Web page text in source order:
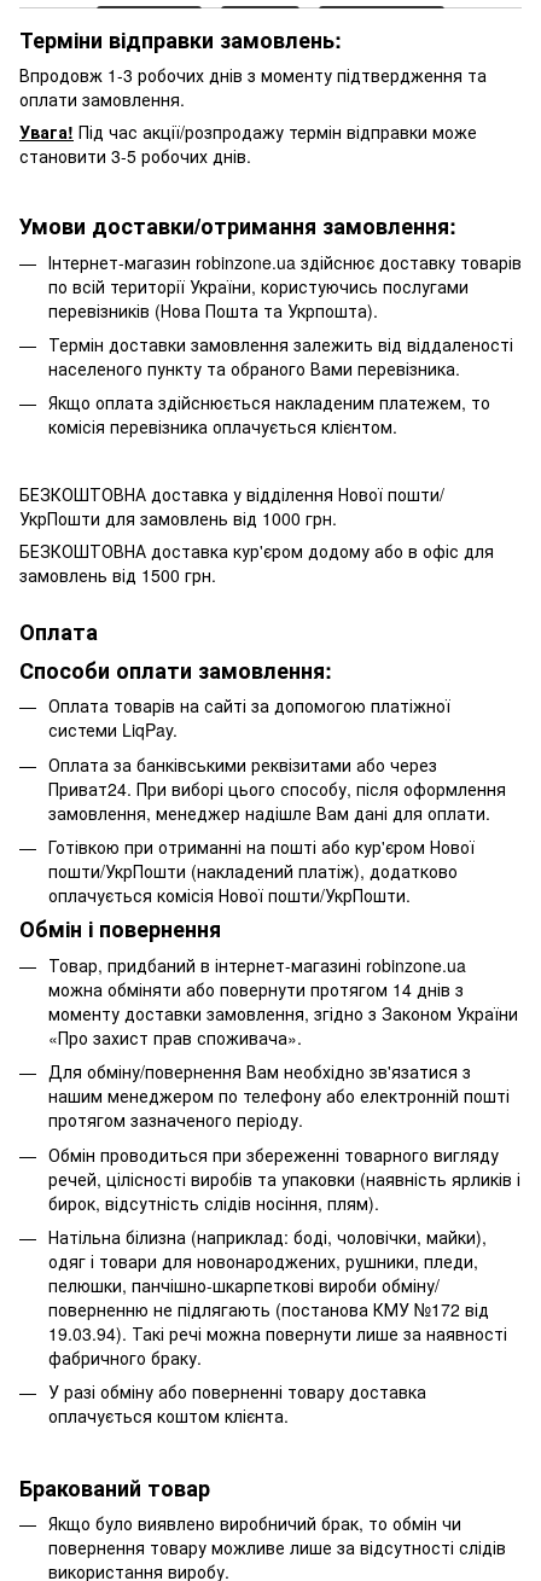
Терміни відправки замовлень:
Впродовж 1-3 робочих днів з моменту підтвердження та
оплати замовлення.
Увага! Під час акції/розпродажу термін відправки може
становити 3-5 робочих днів.
Умови доставки/отримання замовлення:
Інтернет-магазин robinzone.ua здійснює доставку товарів
по всій території України, користуючись послугами
перевізників (Нова Пошта та Укрпошта).
Термін доставки замовлення залежить від віддаленості
населеного пункту та обраного Вами перевізника.
Якщо оплата здійснюється накладеним платежем, то
комісія перевізника оплачується клієнтом.
БЕЗКОШТОВНА доставка у відділення Нової пошти/
УкрПошти для замовлень від 1000 грн.
БЕЗКОШТОВНА доставка кур'єром додому або в офіс для
замовлень від 1500 грн.
Оплата
Способи оплати замовлення:
Оплата товарів на сайті за допомогою платіжної
системи LiqPay.
Оплата за банківськими реквізитами або через
Приват24. При виборі цього способу, після оформлення
замовлення, менеджер надішле Вам дані для оплати.
Готівкою при отриманні на пошті або кур'єром Нової
пошти/УкрПошти (накладений платіж), додатково
оплачується комісія Нової пошти/УкрПошти.
Обмін і повернення
Товар, придбаний в інтернет-магазині robinzone.ua
можна обміняти або повернути протягом 14 днів з
моменту доставки замовлення, згідно з Законом України
«Про захист прав споживача».
Для обміну/повернення Вам необхідно зв'язатися з
нашим менеджером по телефону або електронній пошті
протягом зазначеного періоду.
Обмін проводиться при збереженні товарного вигляду
речей, цілісності виробів та упаковки (наявність ярликів і
бирок, відсутність слідів носіння, плям).
Натільна білизна (наприклад: боді, чоловічки, майки),
одяг і товари для новонароджених, рушники, пледи,
пелюшки, панчішно-шкарпеткові вироби обміну/
поверненню не підлягають (постанова КМУ №172 від
19.03.94). Такі речі можна повернути лише за наявності
фабричного браку.
У разі обміну або поверненні товару доставка
оплачується коштом клієнта.
Бракований товар
Якщо було виявлено виробничий брак, то обмін чи
повернення товару можливе лише за відсутності слідів
використання виробу.